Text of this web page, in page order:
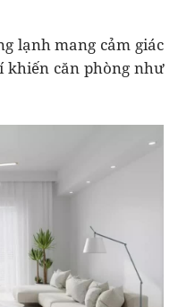
lạnh mang cảm giác
khiến căn phòng như